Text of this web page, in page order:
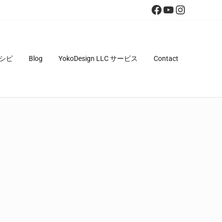
Facebook
YouTube
ピ Blog YokoDesign LLC サービス Contact